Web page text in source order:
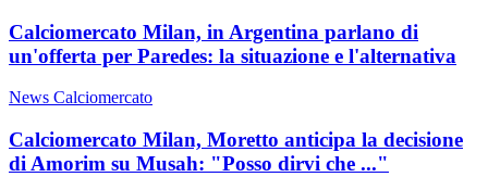
Calciomercato Milan, in Argentina parlano di
un'offerta per Paredes: la situazione e l'alternativa
News Calciomercato
Calciomercato Milan, Moretto anticipa la decisione
di Amorim su Musah: "Posso dirvi che ..."